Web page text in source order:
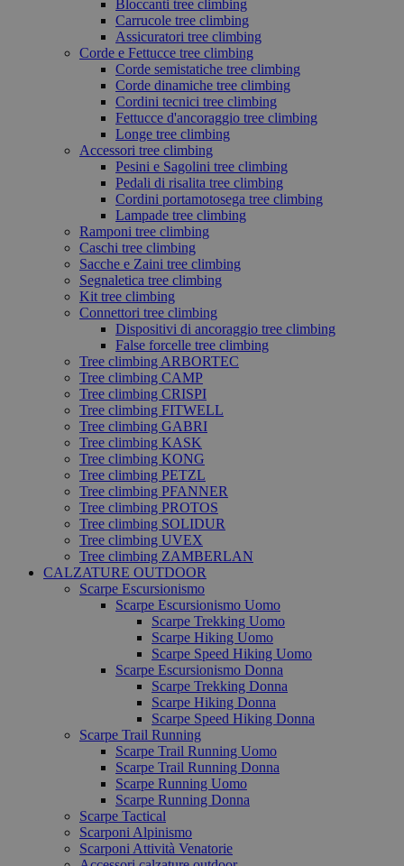
Bloccanti tree climbing
Carrucole tree climbing
Assicuratori tree climbing
Corde e Fettucce tree climbing
Corde semistatiche tree climbing
Corde dinamiche tree climbing
Cordini tecnici tree climbing
Fettucce d'ancoraggio tree climbing
Longe tree climbing
Accessori tree climbing
Pesini e Sagolini tree climbing
Pedali di risalita tree climbing
Cordini portamotosega tree climbing
Lampade tree climbing
Ramponi tree climbing
Caschi tree climbing
Sacche e Zaini tree climbing
Segnaletica tree climbing
Kit tree climbing
Connettori tree climbing
Dispositivi di ancoraggio tree climbing
False forcelle tree climbing
Tree climbing ARBORTEC
Tree climbing CAMP
Tree climbing CRISPI
Tree climbing FITWELL
Tree climbing GABRI
Tree climbing KASK
Tree climbing KONG
Tree climbing PETZL
Tree climbing PFANNER
Tree climbing PROTOS
Tree climbing SOLIDUR
Tree climbing UVEX
Tree climbing ZAMBERLAN
CALZATURE OUTDOOR
Scarpe Escursionismo
Scarpe Escursionismo Uomo
Scarpe Trekking Uomo
Scarpe Hiking Uomo
Scarpe Speed Hiking Uomo
Scarpe Escursionismo Donna
Scarpe Trekking Donna
Scarpe Hiking Donna
Scarpe Speed Hiking Donna
Scarpe Trail Running
Scarpe Trail Running Uomo
Scarpe Trail Running Donna
Scarpe Running Uomo
Scarpe Running Donna
Scarpe Tactical
Scarponi Alpinismo
Scarponi Attività Venatorie